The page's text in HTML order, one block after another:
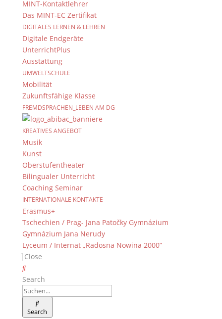
MINT-Kontaktlehrer
Das MINT-EC Zertifikat
DIGITALES LERNEN & LEHREN
Digitale Endgeräte
UnterrichtPlus
Ausstattung
UMWELTSCHULE
Mobilität
Zukunftsfähige Klasse
FREMDSPRACHEN_LEBEN AM DG
KREATIVES ANGEBOT
Musik
Kunst
Oberstufentheater
Bilingualer Unterricht
Coaching Seminar
INTERNATIONALE KONTAKTE
Erasmus+
Tschechien / Prag- Jana Patočky Gymnázium
Gymnázium Jana Nerudy
Lyceum / Internat „Radosna Nowina 2000”
Close
Search
Search